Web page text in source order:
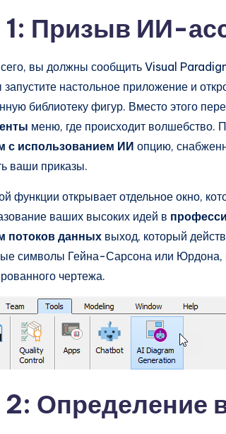
Призыв ИИ-
вы должны сообщить Visual
запустите настольное приложение и
библиотеку фигур. Вместо этого
меню, где происходит волшебство.
с использованием ИИ опцию,
ваши приказы.
функции открывает отдельное окно,
ваших высоких идей в
потоков данных выход, который
символы Гейна-Сарсона или Юрдона,
чертежа.
Определение